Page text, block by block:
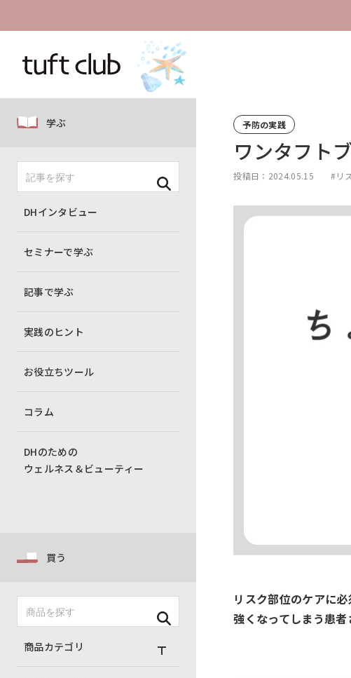
学ぶ
DHインタビュー
セミナーで学ぶ
記事で学ぶ
実践のヒント
お役立ちツール
コラム
DHのための
ウェルネス＆ビューティー
買う
商品カテゴリ
予防の実践
ワンタフト
投稿日：2024.05.15 #リ
リスク部位のケアに
強くなってしまう患者